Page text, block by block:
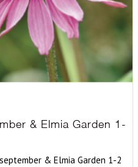
& Elmia Garden 1-
& Elmia Garden 1-2